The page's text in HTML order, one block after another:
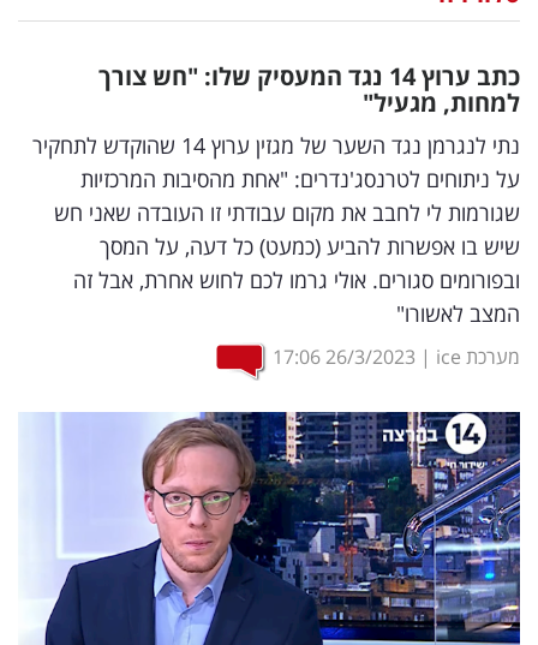
דיגיטל
וטק
שיווק
ופרסום
משפט
מדדים
דעות
רכילות
עסקית
קריפטו
כתב ערוץ 14 נגד המעסיק שלו: "חש צורך
למחות, מגעיל"
נתי לנגרמן נגד השער של מגזין ערוץ 14 שהוקדש לתחקיר
על ניתוחים לטרנסג'נדרים: "אחת מהסיבות המרכזיות
שגורמות לי לחבב את מקום עבודתי זו העובדה שאני חש
שיש בו אפשרות להביע (כמעט) כל דעה, על המסך
ובפורומים סגורים. אולי גרמו לכם לחוש אחרת, אבל זה
המצב לאשורו"
מערכת ice |
26/3/2023
17:06